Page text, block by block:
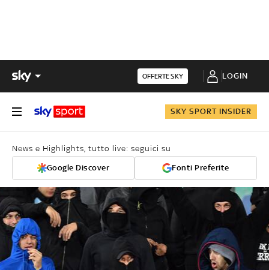
OFFERTE SKY LOGIN
SKY SPORT INSIDER
News e Highlights, tutto live: seguici su
Google Discover Fonti Preferite